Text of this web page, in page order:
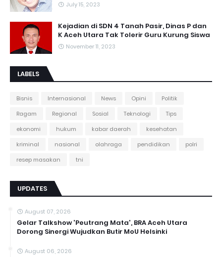
July 15, 2023
Kejadian di SDN 4 Tanah Pasir, Dinas P dan
K Aceh Utara Tak Tolerir Guru Kurung Siswa
November 11, 2023
LABELS
Bisnis Internasional News Opini
Politik
Ragam
Regional Sosial Teknologi
Tips
ekonomi
hukum kabar daerah
kesehatan
kriminal
nasional olahraga pendidikan
polri
resep masakan
tni
UPDATES
August 07, 2026
Gelar Talkshow 'Peutrang Mata', BRA Aceh Utara
Dorong Sinergi Wujudkan Butir MoU Helsinki
August 06, 2026